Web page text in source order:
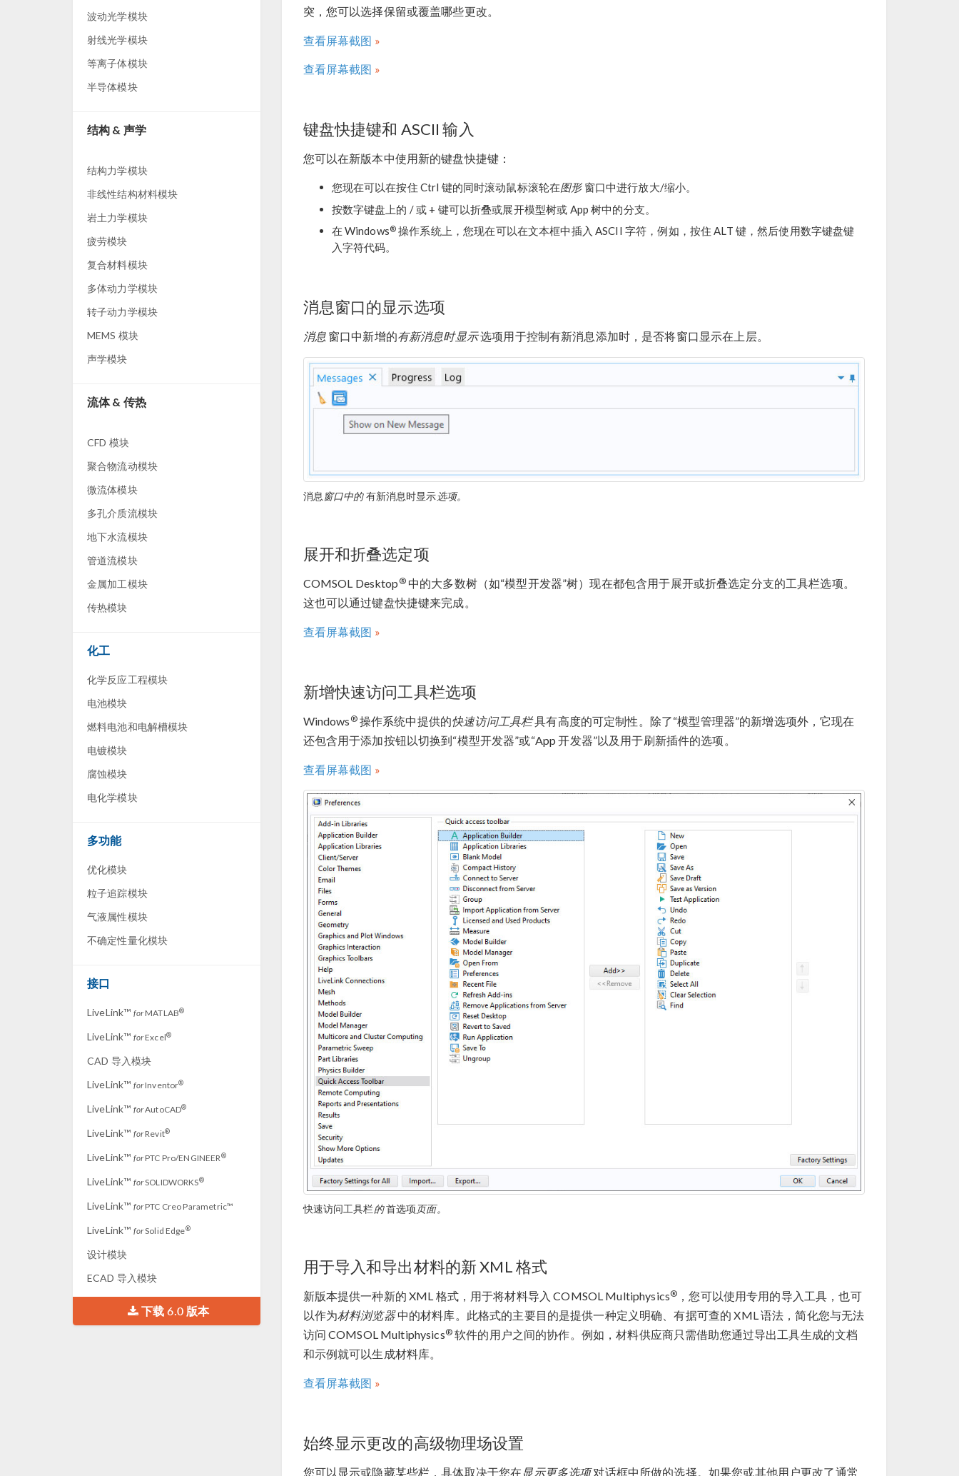
波动光学模块
射线光学模块
等离子体模块
半导体模块
结构 & 声学
结构力学模块
非线性结构材料模块
岩土力学模块
疲劳模块
复合材料模块
多体动力学模块
转子动力学模块
MEMS 模块
声学模块
流体 & 传热
CFD 模块
聚合物流动模块
微流体模块
多孔介质流模块
地下水流模块
管道流模块
金属加工模块
传热模块
化工
化学反应工程模块
电池模块
燃料电池和电解槽模块
电镀模块
腐蚀模块
电化学模块
多功能
优化模块
粒子追踪模块
气液属性模块
不确定性量化模块
接口
LiveLink™ forMATLAB®
LiveLink™ forExcel®
CAD 导入模块
LiveLink™ forInventor®
LiveLink™ forAutoCAD®
LiveLink™ forRevit®
LiveLink™ forPTC Pro/ENGINEER®
LiveLink™ forSOLIDWORKS®
LiveLink™ forPTC Creo Parametric™
LiveLink™ forSolid Edge®
设计模块
ECAD 导入模块
下载 6.0 版本
突，您可以选择保留或覆盖哪些更改。
查看屏幕截图
查看屏幕截图
键盘快捷键和 ASCII 输入
您可以在新版本中使用新的键盘快捷键：
您现在可以在按住 Ctrl 键的同时滚动鼠标滚轮在图形窗口中进行放大/缩小。
按数字键盘上的 / 或 + 键可以折叠或展开模型树或 App 树中的分支。
在 Windows® 操作系统上，您现在可以在文本框中插入 ASCII 字符，例如，按住 ALT 键，然后使用数字键盘键
入字符代码。
消息窗口的显示选项
消息窗口中新增的有新消息时显示选项用于控制有新消息添加时，是否将窗口显示在上层。
消息 窗口中的有新消息时显示选项。
展开和折叠选定项
COMSOL Desktop ®中的大多数树（如“模型开发器”树）现在都包含用于展开或折叠选定分支的工具栏选项。
这也可以通过键盘快捷键来完成。
查看屏幕截图
新增快速访问工具栏选项
Windows ®操作系统中提供的快速访问工具栏具有高度的可定制性。除了“模型管理器”的新增选项外，它现在
还包含用于添加按钮以切换到“模型开发器”或“App 开发器”以及用于刷新插件的选项。
查看屏幕截图
快速访问工具栏的首选项 页面。
用于导入和导出材料的新 XML 格式
新版本提供一种新的 XML 格式，用于将材料导入 COMSOL Multiphysics® ，您可以使用专用的导入工具，也可
以作为材料浏览器中的材料库。此格式的主要目的是提供一种定义明确、有据可查的 XML 语法，简化您与无法
访问 COMSOL Multiphysics®软件的用户之间的协作。例如，材料供应商只需借助您通过导出工具生成的文档
和示例就可以生成材料库。
查看屏幕截图
始终显示更改的高级物理场设置
您可以显示或隐藏某些栏，具体取决于您在 显示更多选项对话框中所做的选择。如果您或其他用户更改了通常